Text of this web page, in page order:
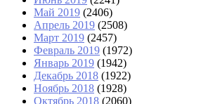
Май 2019 (2406)
Апрель 2019 (2508)
Март 2019 (2457)
Февраль 2019 (1972)
Январь 2019 (1942)
Декабрь 2018 (1922)
Ноябрь 2018 (1928)
Октябрь 2018 (2060)